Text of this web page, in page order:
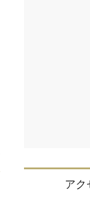
ア